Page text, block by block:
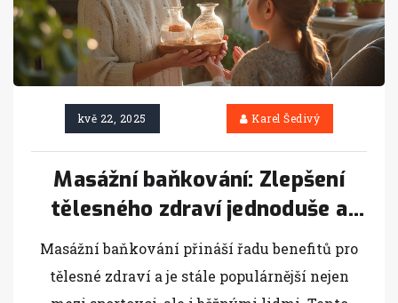
kvě 22, 2025 Karel Šedivý
Masážní baňkování: Zlepšení
tělesného zdraví jednoduše a
rychle
Masážní baňkování přináší řadu benefitů pro
tělesné zdraví a je stále populárnější nejen